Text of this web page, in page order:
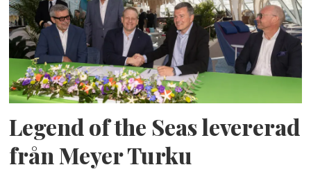
Legend of the Seas levererad
från Meyer Turku